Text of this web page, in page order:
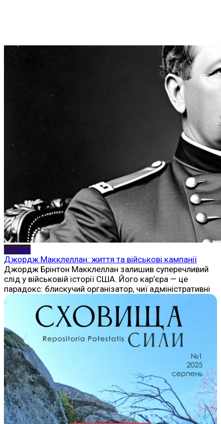
Історія
Джордж Макклеллан: життя та військові кампанії
Джордж Брінтон Макклеллан залишив суперечливий
слід у військовій історії США. Його кар’єра — це
парадокс: блискучий організатор, чиї адміністративні